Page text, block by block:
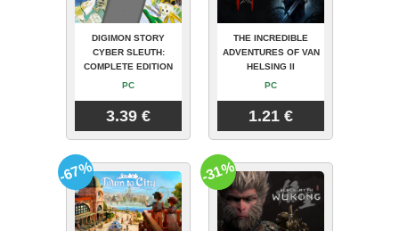
DIGIMON STORY
CYBER SLEUTH:
COMPLETE EDITION
PC
3.39 €
THE INCREDIBLE
ADVENTURES OF VAN
HELSING II
PC
1.21 €
-67% -31%